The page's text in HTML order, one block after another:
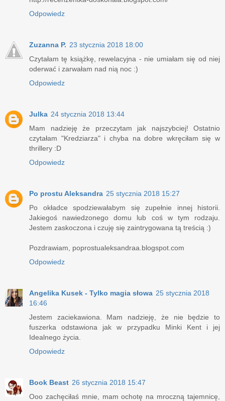
Odpowiedz
Zuzanna P. 23 stycznia 2018 18:00
Czytałam tę książkę, rewelacyjna - nie umiałam się od niej
oderwać i zarwałam nad nią noc :)
Odpowiedz
Julka 24 stycznia 2018 13:44
Mam nadzieję że przeczytam jak najszybciej! Ostatnio
czytałam "Kredziarza" i chyba na dobre wkręciłam się w
thrillery :D
Odpowiedz
Po prostu Aleksandra 25 stycznia 2018 15:27
Po okładce spodziewałabym się zupełnie innej historii.
Jakiegoś nawiedzonego domu lub coś w tym rodzaju.
Jestem zaskoczona i czuję się zaintrygowana tą treścią :)
Pozdrawiam, poprostualeksandraa.blogspot.com
Odpowiedz
Angelika Kusek - Tylko magia słowa 25 stycznia 2018
16:46
Jestem zaciekawiona. Mam nadzieję, że nie będzie to
fuszerka odstawiona jak w przypadku Minki Kent i jej
Idealnego życia.
Odpowiedz
Book Beast 26 stycznia 2018 15:47
Ooo zachęciłaś mnie, mam ochotę na mroczną tajemnicę,